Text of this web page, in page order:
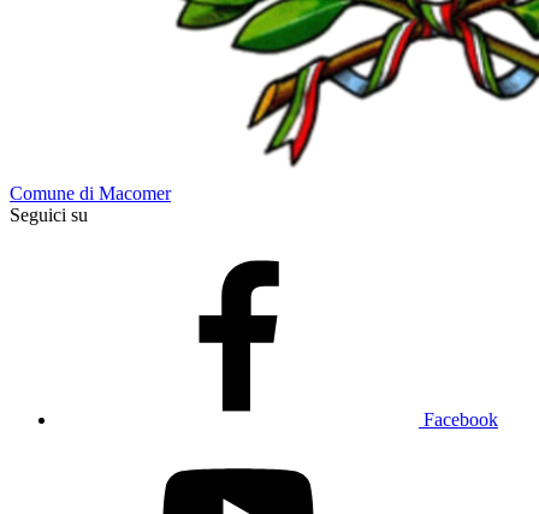
Comune di Macomer
Seguici su
Facebook